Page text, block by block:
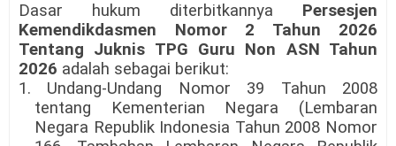
Dasar hukum diterbitkannya Persesjen
Kemendikdasmen Nomor 2 Tahun 2026
Tentang Juknis TPG Guru Non ASN Tahun
2026 adalah sebagai berikut:
1. Undang-Undang Nomor 39 Tahun 2008
tentang Kementerian Negara (Lembaran
Negara Republik Indonesia Tahun 2008 Nomor